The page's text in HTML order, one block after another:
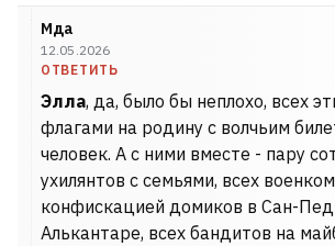
Мда
12.05.2026
ОТВЕТИТЬ
Элла, да, было бы неплохо, всех
флагами на родину с волчьим
человек. А с ними вместе - пару
ухилянтов с семьями, всех
конфискацией домиков в Сан-
Алькантаре, всех бандитов на